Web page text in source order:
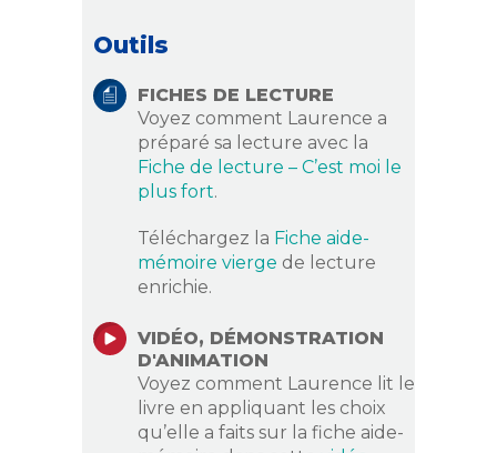
Outils
FICHES DE LECTURE
Voyez comment Laurence a
préparé sa lecture avec la
Fiche de lecture – C’est moi le
plus fort.
Téléchargez la Fiche aide-
mémoire vierge de lecture
enrichie.
VIDÉO, DÉMONSTRATION
D'ANIMATION
Voyez comment Laurence lit le
livre en appliquant les choix
qu’elle a faits sur la fiche aide-